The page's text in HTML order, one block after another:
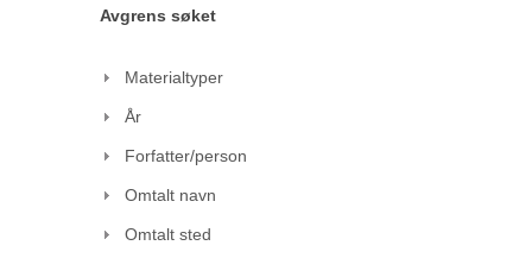
Avgrens søket
Materialtyper
År
Forfatter/person
Omtalt navn
Omtalt sted